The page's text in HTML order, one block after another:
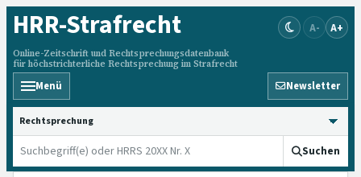
HRR-Strafrecht
Online-Zeitschrift und Rechtsprechungsdatenbank
für höchstrichterliche Rechtsprechung im Strafrecht
A- A+
Menü Newsletter
HRRS durchsuchen
Suchen